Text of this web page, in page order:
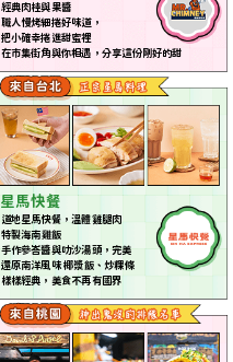
經典肉桂與果醬
職人慢烤細捲好味道，
把小確幸捲進甜蜜裡
在市集街角與你相遇，分享這份剛好的甜
星馬快餐
道地星馬快餐，溫體雞腿肉
特製海南雞飯
手作參峇醬與叻沙湯頭，完美
還原南洋風味 椰漿飯、炒粿條
樣樣經典，美食不再有國界